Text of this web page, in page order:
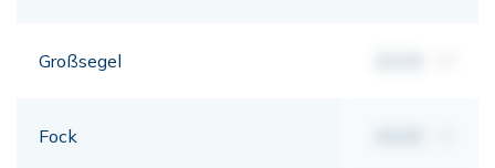
Großsegel
Fock